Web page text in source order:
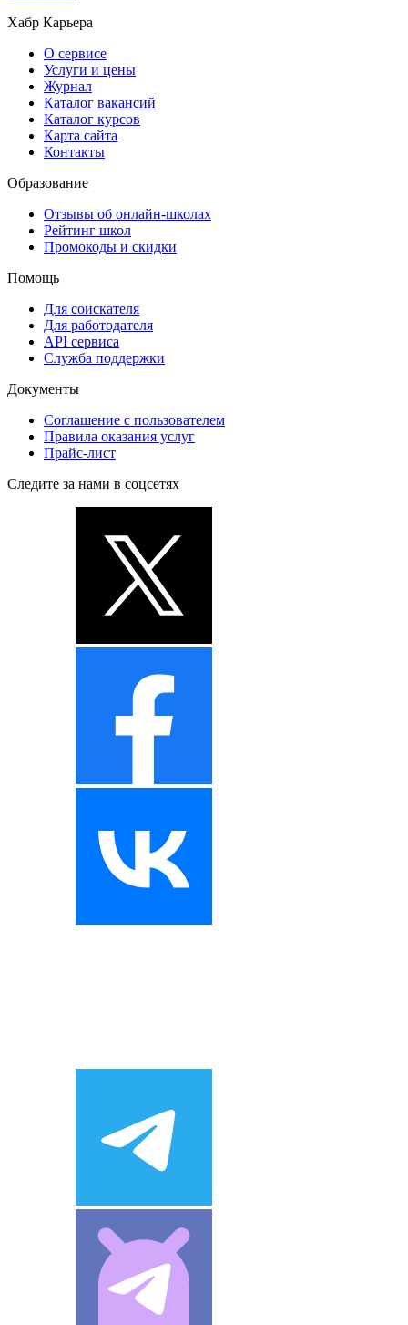
Хабр Карьера
О сервисе
Услуги и цены
Журнал
Каталог вакансий
Каталог курсов
Карта сайта
Контакты
Образование
Отзывы об онлайн-школах
Рейтинг школ
Промокоды и скидки
Помощь
Для соискателя
Для работодателя
API сервиса
Служба поддержки
Документы
Соглашение с пользователем
Правила оказания услуг
Прайс-лист
Следите за нами в соцсетях